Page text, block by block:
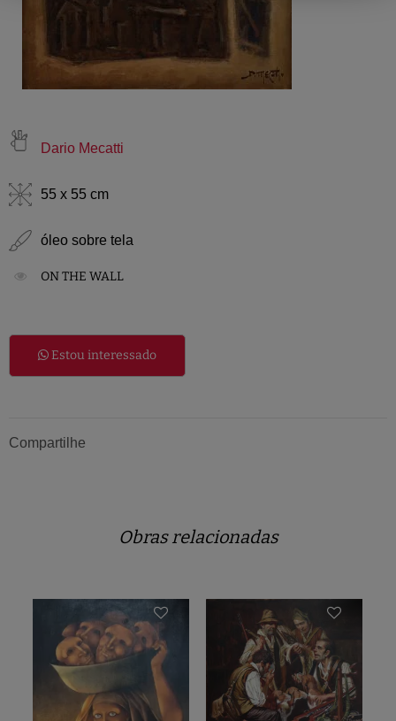
Dario Mecatti
55 x 55 cm
óleo sobre tela
ON THE WALL
Estou interessado
Compartilhe
Obras relacionadas